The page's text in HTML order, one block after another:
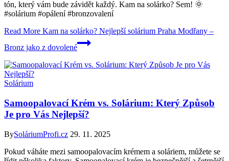
tón, který vám bude závidět každý. Kam na solárko? Sem! 🌞
#solárium #opálení #bronzovalení
Read More Kam na solárko? Nejlepší solárium Praha Modřany –
Bronz jako z dovolené
Solárium
Samoopalovací Krém vs. Solárium: Který Způsob
Je pro Vás Nejlepší?
BySoláriumProfi.cz 29. 11. 2025
Pokud váháte mezi samoopalovacím krémem a soláriem, můžete se